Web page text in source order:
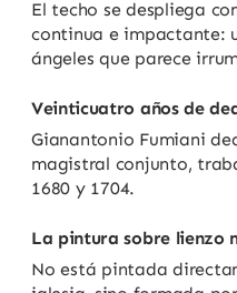
El techo se despliega
continua e impactante:
ángeles que parece
Veinticuatro años de
Gianantonio Fumiani
magistral conjunto,
1680 y 1704.
La pintura sobre lienzo
No está pintada